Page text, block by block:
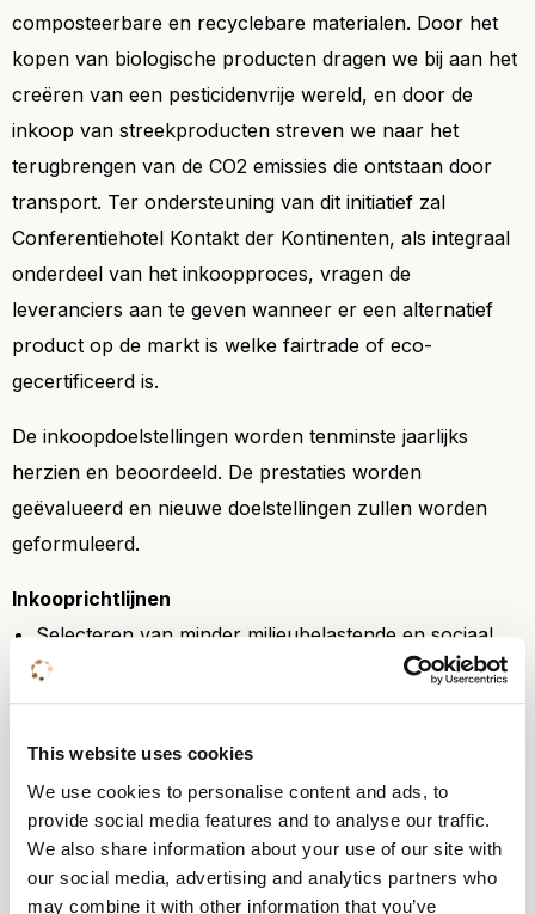
This website uses cookies
We use cookies to personalise content and ads, to
provide social media features and to analyse our traffic.
We also share information about your use of our site with
our social media, advertising and analytics partners who
may combine it with other information that you’ve
composteerbare en recyclebare materialen. Door het
kopen van biologische producten dragen we bij aan het
creëren van een pesticidenvrije wereld, en door de
inkoop van streekproducten streven we naar het
terugbrengen van de CO2 emissies die ontstaan door
transport. Ter ondersteuning van dit initiatief zal
Conferentiehotel Kontakt der Kontinenten, als integraal
onderdeel van het inkoopproces, vragen de
leveranciers aan te geven wanneer er een alternatief
product op de markt is welke fairtrade of eco-
gecertificeerd is.
De inkoopdoelstellingen worden tenminste jaarlijks
herzien en beoordeeld. De prestaties worden
geëvalueerd en nieuwe doelstellingen zullen worden
geformuleerd.
Inkooprichtlijnen
Selecteren van minder milieubelastende en sociaal
verantwoorde F&B producten;
Terugbrengen van het gebruik van milieubelastende
bestanddelen. Dit wordt onder andere gedaan door
vaatwasmiddelen met een milieukeurmerk (EU
Ecolabel, EcoCert);
Beperken van verpakkingsmateriaal door middel van